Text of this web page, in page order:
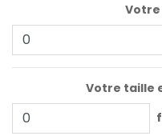
Votre taille